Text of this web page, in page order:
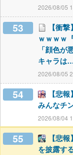
2026/08/05
53
【衝
ｗｗｗｗ
「顔色
キャラは
2026/08/05
54
【悲
みんなチ
2026/08/04
55
【悲
を披露す